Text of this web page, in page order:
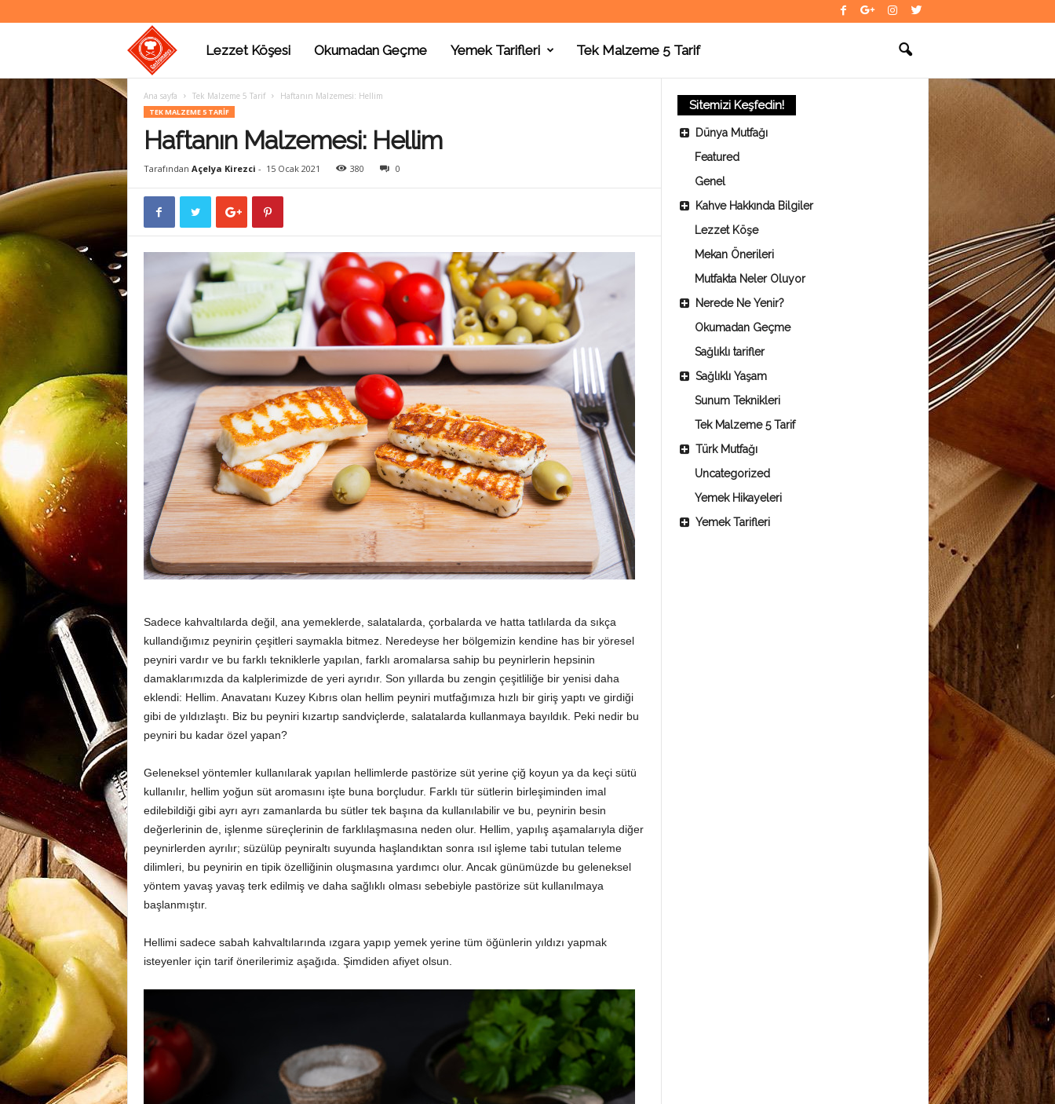
a
t
r
o
y
Lezzet Köşesi Okumadan Geçme Yemek Tarifleri Tek Malzeme 5 Tarif
Ana sayfa Tek Malzeme 5 Tarif Haftanın Malzemesi: Hellim
TEK MALZEME 5 TARIF
Haftanın Malzemesi: Hellim
Tarafından Açelya Kirezci - 15 Ocak 2021 380 0
Sadece kahvaltılarda değil, ana yemeklerde, salatalarda, çorbalarda ve hatta tatlılarda da sıkça
kullandığımız peynirin çeşitleri saymakla bitmez. Neredeyse her bölgemizin kendine has bir yöresel
peyniri vardır ve bu farklı tekniklerle yapılan, farklı aromalarsa sahip bu peynirlerin hepsinin
damaklarımızda da kalplerimizde de yeri ayrıdır. Son yıllarda bu zengin çeşitliliğe bir yenisi daha
eklendi: Hellim. Anavatanı Kuzey Kıbrıs olan hellim peyniri mutfağımıza hızlı bir giriş yaptı ve girdiği
gibi de yıldızlaştı. Biz bu peyniri kızartıp sandviçlerde, salatalarda kullanmaya bayıldık. Peki nedir bu
peyniri bu kadar özel yapan?
Geleneksel yöntemler kullanılarak yapılan hellimlerde pastörize süt yerine çiğ koyun ya da keçi sütü
kullanılır, hellim yoğun süt aromasını işte buna borçludur. Farklı tür sütlerin birleşiminden imal
edilebildiği gibi ayrı ayrı zamanlarda bu sütler tek başına da kullanılabilir ve bu, peynirin besin
değerlerinin de, işlenme süreçlerinin de farklılaşmasına neden olur. Hellim, yapılış aşamalarıyla diğer
peynirlerden ayrılır; süzülüp peyniraltı suyunda haşlandıktan sonra ısıl işleme tabi tutulan teleme
dilimleri, bu peynirin en tipik özelliğinin oluşmasına yardımcı olur. Ancak günümüzde bu geleneksel
yöntem yavaş yavaş terk edilmiş ve daha sağlıklı olması sebebiyle pastörize süt kullanılmaya
başlanmıştır.
Hellimi sadece sabah kahvaltılarında ızgara yapıp yemek yerine tüm öğünlerin yıldızı yapmak
isteyenler için tarif önerilerimiz aşağıda. Şimdiden afiyet olsun.
Sitemizi Keşfedin!
Dünya Mutfağı
Featured
Genel
Kahve Hakkında Bilgiler
Lezzet Köşe
Mekan Önerileri
Mutfakta Neler Oluyor
Nerede Ne Yenir?
Okumadan Geçme
Sağlıklı tarifler
Sağlıklı Yaşam
Sunum Teknikleri
Tek Malzeme 5 Tarif
Türk Mutfağı
Uncategorized
Yemek Hikayeleri
Yemek Tarifleri